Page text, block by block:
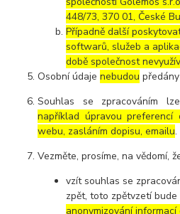
448/73, 370 01, České
Případně další
softwarů, služeb a
době společnost
Osobní údajenebudou
Souhlas se zpracováním
například úpravou preferencí
webu, zasláním dopisu, emailu.
Vezměte, prosíme, na vědomí,
vzít souhlas se
zpět, toto zpětvzetí
anonymizování